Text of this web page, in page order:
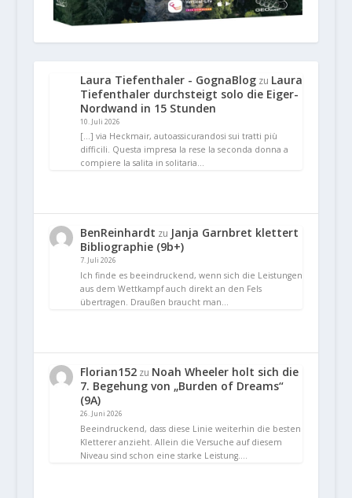
Laura Tiefenthaler - GognaBlogzu Laura
Tiefenthaler durchsteigt solo die Eiger-
Nordwand in 15 Stunden
10. Juli 2026
[…] via Heckmair, autoassicurandosi sui tratti più
difficili. Questa impresa la rese la seconda donna a
compiere la salita in solitaria…
BenReinhardt zu Janja Garnbret klettert
Bibliographie (9b+)
7. Juli 2026
Ich finde es beeindruckend, wenn sich die Leistungen
aus dem Wettkampf auch direkt an den Fels
übertragen. Draußen braucht man…
Florian152zu Noah Wheeler holt sich die
7. Begehung von „Burden of Dreams“
(9A)
26. Juni 2026
Beeindruckend, dass diese Linie weiterhin die besten
Kletterer anzieht. Allein die Versuche auf diesem
Niveau sind schon eine starke Leistung.…